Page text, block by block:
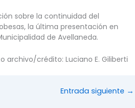
sobre la continuidad del
la última presentación en
de Avellaneda.
archivo/crédito: Luciano E. Giliberti
Entrada siguiente →